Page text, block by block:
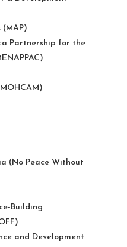
(MAP)
Partnership for the
(No Peace Without
Building
and Development